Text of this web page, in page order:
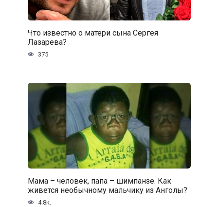
Что известно о матери сына Сергея
Лазарева?
375
Мама – человек, папа – шимпанзе. Как
живется необычному мальчику из Анголы?
4.8к.